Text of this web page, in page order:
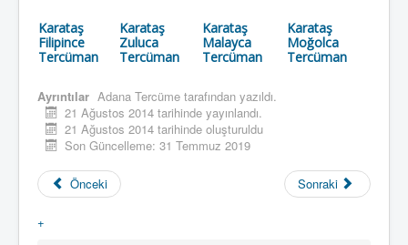
Karataş
Filipince
Tercüman
Karataş
Zuluca
Tercüman
Karataş
Malayca
Tercüman
Karataş
Moğolca
Tercüman
Ayrıntılar Adana Tercüme tarafından yazıldı.
21 Ağustos 2014 tarihinde yayınlandı.
21 Ağustos 2014 tarihinde oluşturuldu
Son Güncelleme: 31 Temmuz 2019
Önceki Sonraki
+